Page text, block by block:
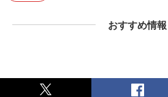
おすすめ情報